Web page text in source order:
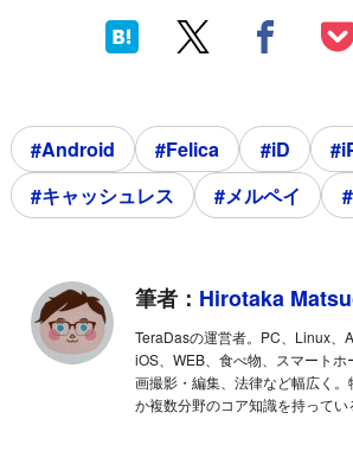
#Android #Felica #iD
#キャッシュレス
#メルペイ
筆者： Hirotaka
TeraDasの運営者。PC、Linux、
iOS、WEB、食べ物、スマート
画撮影・編集、法律など幅広く
か複数分野のコア知識を持ってい